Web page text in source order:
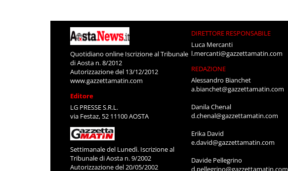
Quotidiano online Iscrizione al Tribunale
di Aosta n. 8/2012
Autorizzazione del 13/12/2012
www.gazzettamatin.com
Editore
LG PRESSE S.R.L.
via Festaz, 52 11100 AOSTA
Settimanale del Lunedì. Iscrizione al
Tribunale di Aosta n. 9/2002
Autorizzazione del 20/05/2002
DIRETTORE RESPONSABILE
Luca Mercanti
l.mercanti@gazzettamatin.com
REDAZIONE
Alessandro Bianchet
a.bianchet@gazzettamatin.com
Danila Chenal
d.chenal@gazzettamatin.com
Erika David
e.david@gazzettamatin.com
Davide Pellegrino